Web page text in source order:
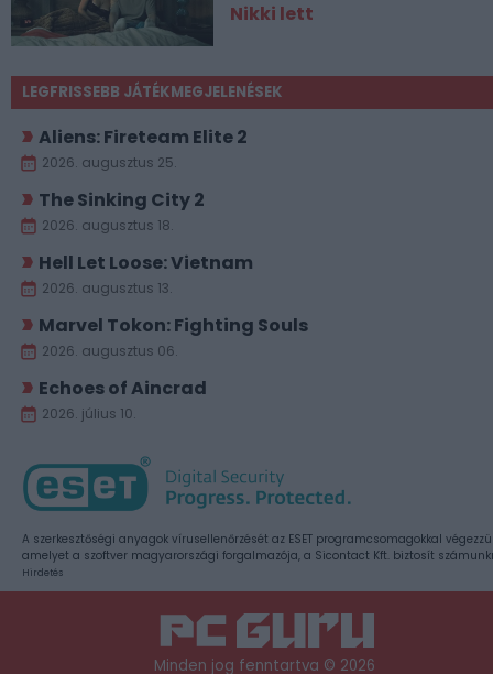
Nikki lett
LEGFRISSEBB JÁTÉKMEGJELENÉSEK
Aliens: Fireteam Elite 2
2026. augusztus 25.
The Sinking City 2
2026. augusztus 18.
Hell Let Loose: Vietnam
2026. augusztus 13.
Marvel Tokon: Fighting Souls
2026. augusztus 06.
Echoes of Aincrad
2026. július 10.
A szerkesztőségi anyagok vírusellenőrzését az ESET programcsomagokkal
amelyet a szoftver magyarországi forgalmazója, a Sicontact Kft. biztosít
Hirdetés
Minden jog fenntartva © 2026